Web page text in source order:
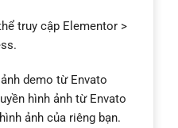
truy cập Elementor >
demo từ Envato
hình ảnh từ Envato
ảnh của riêng bạn.